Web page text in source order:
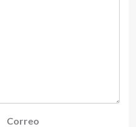
Correo